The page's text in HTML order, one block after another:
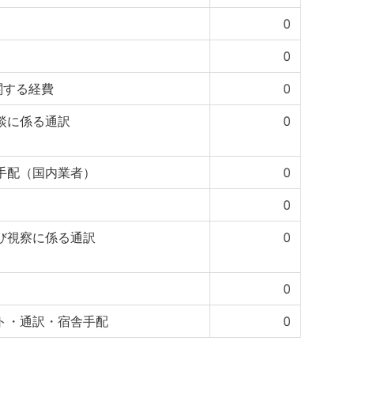
0
0
る経費 0
に係る通訳 0
（国内業者） 0
0
視察に係る通訳 0
0
・通訳・宿舎手配 0